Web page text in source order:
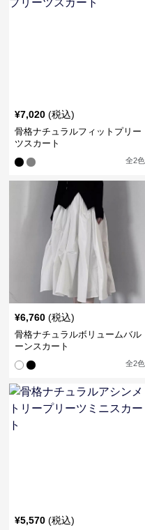
¥7,020 (税込)
骨格ナチュラルフィットプリー
ツスカート
全2色
¥6,760 (税込)
骨格ナチュラルボリュームバル
ーンスカート
全2色
¥5,570 (税込)